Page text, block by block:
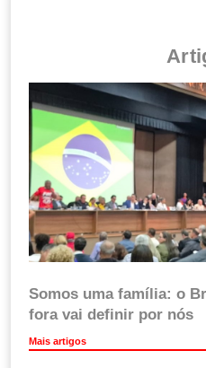
Somos uma família: o
fora vai definir por nós
Mais artigos